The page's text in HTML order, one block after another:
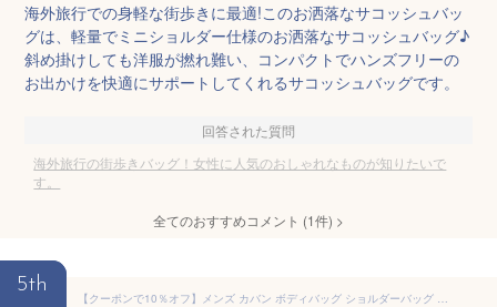
海外旅行での身軽な街歩きに最適!このお洒落なサコッシュバッ
グは、軽量でミニショルダー仕様のお洒落なサコッシュバッグ♪
斜め掛けしても洋服が撚れ難い、コンパクトでハンズフリーの
お出かけを快適にサポートしてくれるサコッシュバッグです。
回答された質問
海外旅行の街歩きバッグ！女性に人気のおしゃれなものが知りたいで
す。
全てのおすすめコメント (1件) >
5th
【クーポンで10％オフ】メンズ カバン ボディバッグ ショルダーバッグ 斜めがけバッグ 撥水 防水 コンパクト 旅行 スポーツ ポケット 多機能 おしゃれ 小さめ 大容量 軽量 丈夫 シンプル ipad収納可能 通学 通勤 丈夫 耐久性 おしゃれ 海外旅行 アウトドア 蒸れない